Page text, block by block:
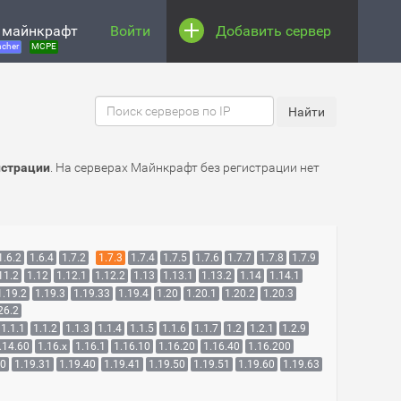
MCPE
Войти Добавить сервер
. На серверах Майнкрафт без регистрации нет
1.6.4 1.7.2 1.7.3 1.7.4 1.7.5 1.7.6 1.7.7 1.7.8
1.7.9
1.12 1.12.1 1.12.2 1.13 1.13.1 1.13.2 1.14
1.14.1
1.19.3 1.19.33 1.19.4 1.20 1.20.1 1.20.2
1.20.3
1.1.1
1.1.2 1.1.3 1.1.4 1.1.5 1.1.6 1.1.7 1.2 1.2.1
1.2.9
1.16.x 1.16.1 1.16.10 1.16.20 1.16.40
1.16.200
1.19.31 1.19.40 1.19.41 1.19.50 1.19.51 1.19.60 1.19.63